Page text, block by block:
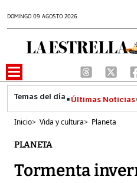
DOMINGO 09 AGOSTO 2026
Últimas Noticias
Inicio> Vida y cultura> Planeta
PLANETA
Tormenta